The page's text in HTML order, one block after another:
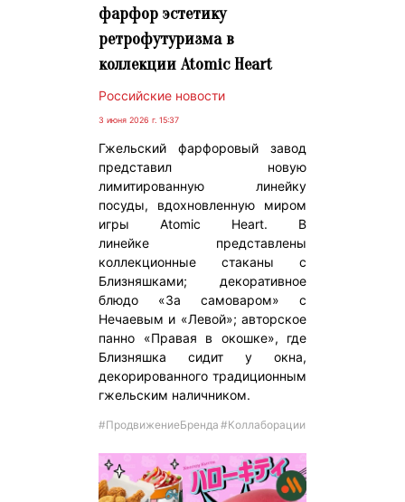
фарфор эстетику
ретрофутуризма в
коллекции Atomic Heart
Российские новости
3 июня 2026 г. 15:37
Гжельский фарфоровый завод
представил новую
лимитированную линейку
посуды, вдохновленную миром
игры Atomic Heart. В
линейке представлены
коллекционные стаканы с
Близняшками; декоративное
блюдо «За самоваром» с
Нечаевым и «Левой»; авторское
панно «Правая в окошке», где
Близняшка сидит у окна,
декорированного традиционным
гжельским наличником.
#ПродвижениеБренда #Коллаборации